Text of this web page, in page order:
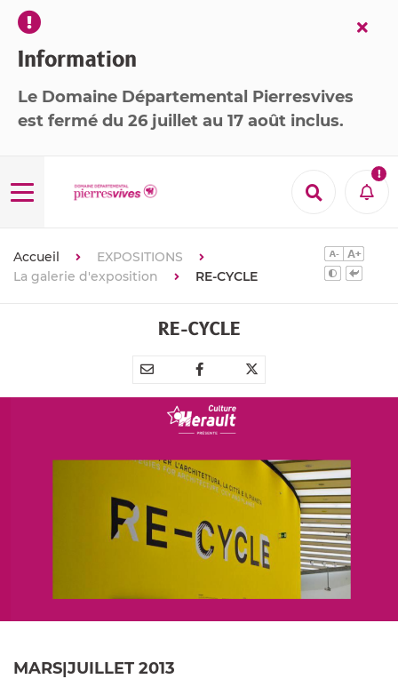
Information
Le Domaine Départemental Pierresvives
est fermé du 26 juillet au 17 août inclus.
Menu 
Accueil
EXPOSITIONS
La galerie d'exposition
RE-CYCLE
RE-CYCLE
Partager
par
Partager
sur
Facebook
Partager
sur
MARS|JUILLET 2013